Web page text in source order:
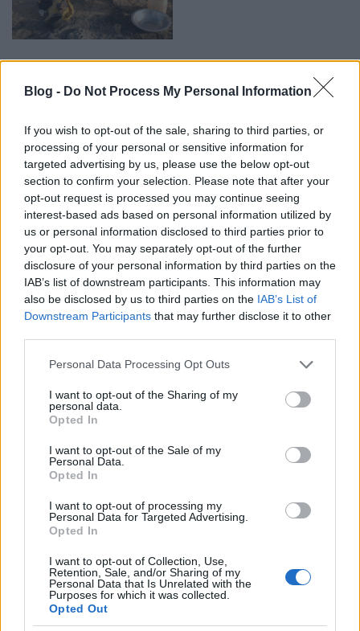
Blog - Do Not Process My Personal Information
If you wish to opt-out of the sale, sharing to third parties, or
processing of your personal or sensitive information for
targeted advertising by us, please use the below opt-out
section to confirm your selection. Please note that after your
opt-out request is processed you may continue seeing
interest-based ads based on personal information utilized by
us or personal information disclosed to third parties prior to
your opt-out. You may separately opt-out of the further
disclosure of your personal information by third parties on the
IAB’s list of downstream participants. This information may
also be disclosed by us to third parties on the IAB’s List of
Downstream Participants that may further disclose it to other
Please note that this website/app uses one or more Google
not limited to your visit or usage behaviour. You may click to
grant or deny consent to Google and its third-party tags to
use your data for below specified purposes in below Google
consent section.
Personal Data Processing Opt Outs
I want to opt-out of the Sharing of my
personal data.
Opted In
I want to opt-out of the Sale of my
Personal Data.
Opted In
I want to opt-out of processing my
Personal Data for Targeted Advertising.
Opted In
I want to opt-out of Collection, Use,
Retention, Sale, and/or Sharing of my
Personal Data that Is Unrelated with the
Purposes for which it was collected.
Opted Out
A beduin családfő
otthona (konyha,
fürdő és háló 4 m2-en)
de anélkül nem kezdhettük a napi munkát, hogy ne
csináljak róluk néhány „Dar al-Arab, fúj a a szél, de a
hajam még mindig göndör és fekete” típusú képeket.
Hullaföldet lisztszitában
drága édesanyám ilyen közel áll a régészethez.
Legalábbis ő jutott eszembe, amikor az egyik reggel
induláskor megláttam a terepjáró platójára dobott
lisztszitát. Nem mertem megkérdezni, hogy